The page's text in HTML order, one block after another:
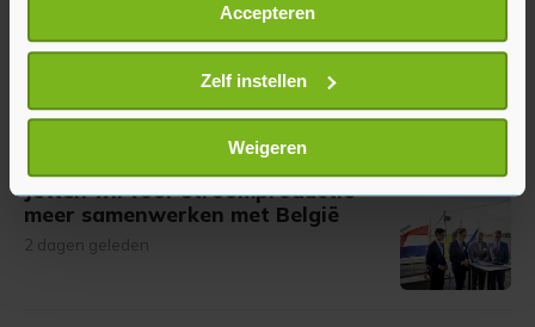
Informatie verzamelen over uw geografische
locatie, die tot een paar meter nauwkeurig kan zijn
Uw apparaat identificeren door het actief te
scannen op specifieke eigenschappen (fingerprinting)
Lees meer over hoe uw persoonlijke gegevens worden
verwerkt en stel uw voorkeuren in het
U kunt uw toestemming op elk moment wijzigen of
intrekken in de Cookieverklaring.
Met cookies werkt onze website beter en wordt jouw
Accepteren
Zelf instellen
Weigeren
Paul hield besluit loon
7 minuten geleden
Jetten wil voor stroomproductie
meer samenwerken met België
2 dagen geleden